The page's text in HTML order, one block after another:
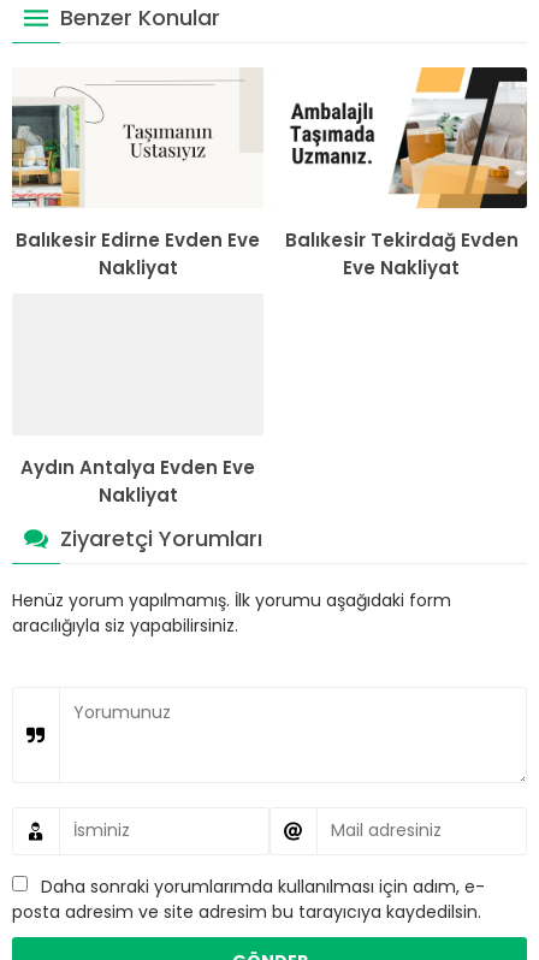
Benzer Konular
Balıkesir Edirne Evden Eve
Nakliyat
Balıkesir Tekirdağ Evden
Eve Nakliyat
Aydın Antalya Evden Eve
Nakliyat
Ziyaretçi Yorumları
Henüz yorum yapılmamış. İlk yorumu aşağıdaki form
aracılığıyla siz yapabilirsiniz.
Daha sonraki yorumlarımda kullanılması için adım, e-
posta adresim ve site adresim bu tarayıcıya kaydedilsin.